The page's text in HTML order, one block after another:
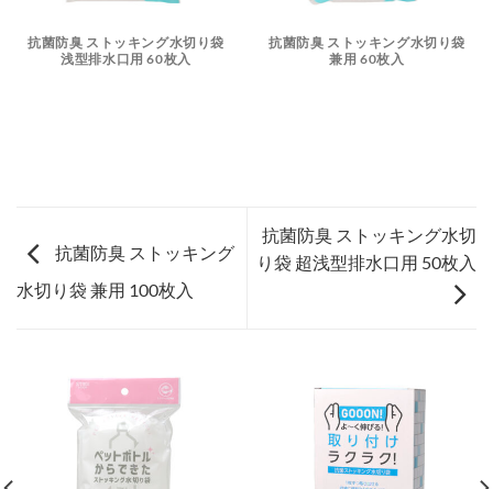
抗菌防臭 ストッキング水切り袋
浅型排水口用 60枚入
抗菌防臭 ストッキング水切り袋
兼用 60枚入
抗菌防臭 ストッキング
水切り袋 兼用 100枚入
抗菌防臭 ストッキング水切
り袋 超浅型排水口用 50枚入